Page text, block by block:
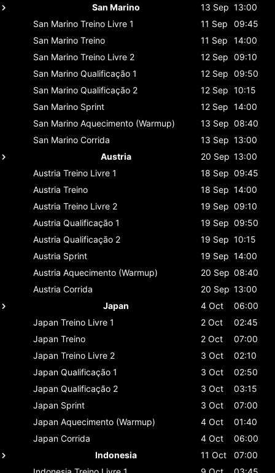
San Marino
13 Sep 13:00
San Marino Treino Livre 1 11 Sep
09:45
San Marino Treino 11 Sep
14:00
San Marino Treino Livre 2 12 Sep 09:10
San Marino Qualificação 1 12 Sep 09:50
San Marino Qualificação 2 12 Sep 10:15
San Marino Sprint 12 Sep 14:00
San Marino Aquecimento (Warmup) 13 Sep 08:40
San Marino Corrida 13 Sep 13:00
Austria
20 Sep 13:00
Austria Treino Livre 1 18 Sep 09:45
Austria Treino 18 Sep 14:00
Austria Treino Livre 2 19 Sep 09:10
Austria Qualificação 1 19 Sep 09:50
Austria Qualificação 2 19 Sep 10:15
Austria Sprint 19 Sep 14:00
Austria Aquecimento (Warmup) 20 Sep 08:40
Austria Corrida 20 Sep 13:00
Japan
4 Oct
06:00
Japan Treino Livre 1 2 Oct
02:45
Japan Treino 2 Oct
07:00
Japan Treino Livre 2 3 Oct
02:10
Japan Qualificação 1 3 Oct
02:50
Japan Qualificação 2 3 Oct
03:15
Japan Sprint 3 Oct
07:00
Japan Aquecimento (Warmup) 4 Oct
01:40
Japan Corrida 4 Oct
06:00
Indonesia
11 Oct
07:00